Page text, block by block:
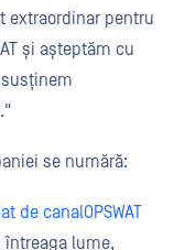
extraordinar pentru
și așteptăm cu
se numără:
de canalOPSWAT
întreaga lume,